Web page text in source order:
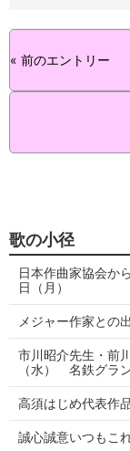
« 前のエントリー
歌の小径
日本作曲家協会
日（月）
メジャー作家との
市川昭介先生・前
（水） 名鉄グラ
高須はじめ代表作
誠心誠意いつもこ